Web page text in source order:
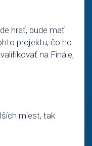
hrať, bude mať
projektu, čo ho
na Finále,
miest, tak